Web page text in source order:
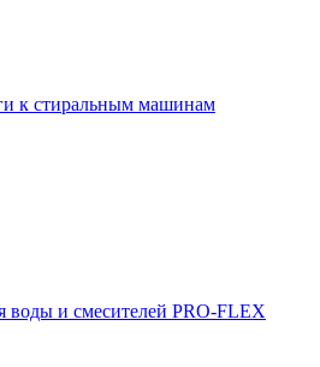
к стиральным машинам
и смесителей PRO-FLEX